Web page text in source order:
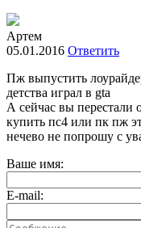
Артем
05.01.2016 Ответить
Пж выпустить
детства играл в gta
А сейчас вы перестали
купить пс4 или пк пж
нечево не попрошу с
Ваше имя:
E-mail: